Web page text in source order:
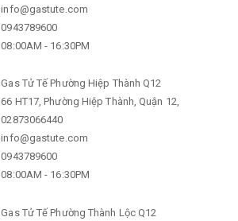
info@gastute.com
0943789600
08:00AM - 16:30PM
Gas Tử Tế Phường Hiệp Thành Q12
66 HT17, Phường Hiệp Thành, Quận 12,
02873066440
info@gastute.com
0943789600
08:00AM - 16:30PM
Gas Tử Tế Phường Thành Lộc Q12